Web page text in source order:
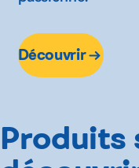
Découvrir
Produits